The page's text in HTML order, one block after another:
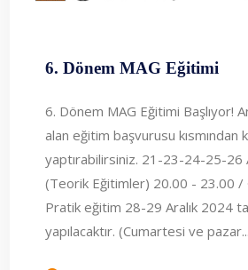
6. Dönem MAG Eğitimi
6. Dönem MAG Eğitimi Başlıyor!
alan eğitim başvurusu kısmından
yaptırabilirsiniz. 21-23-24-25-26
(Teorik Eğitimler) 20.00 - 23.00
Pratik eğitim 28-29 Aralık 2024
yapılacaktır. (Cumartesi ve pazar...